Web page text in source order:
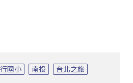
國小 南投
台北之旅